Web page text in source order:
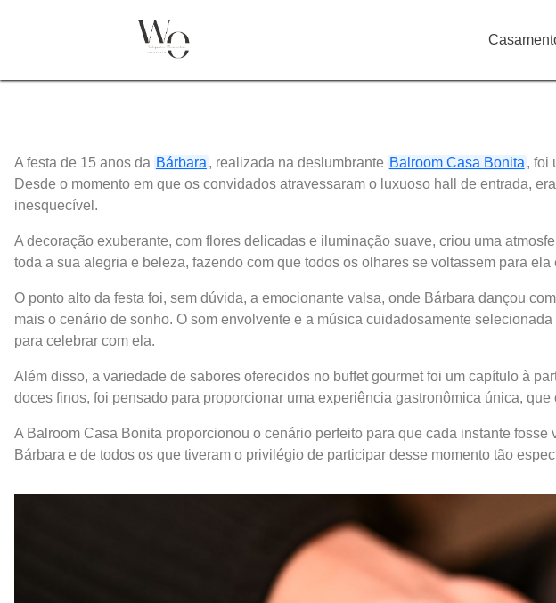
A festa de 15 anos da Bárbara , realizada na deslumbrante Balroom Casa Bonita , foi
Desde o momento em que os convidados atravessaram o luxuoso hall de entrada,
inesquecível.
A decoração exuberante, com flores delicadas e iluminação suave, criou uma
toda a sua alegria e beleza, fazendo com que todos os olhares se voltassem para ela
O ponto alto da festa foi, sem dúvida, a emocionante valsa, onde Bárbara dançou
mais o cenário de sonho. O som envolvente e a música cuidadosamente
para celebrar com ela.
Além disso, a variedade de sabores oferecidos no buffet gourmet foi um capítulo à
doces finos, foi pensado para proporcionar uma experiência gastronômica única,
A Balroom Casa Bonita proporcionou o cenário perfeito para que cada instante
Bárbara e de todos os que tiveram o privilégio de participar desse momento tão